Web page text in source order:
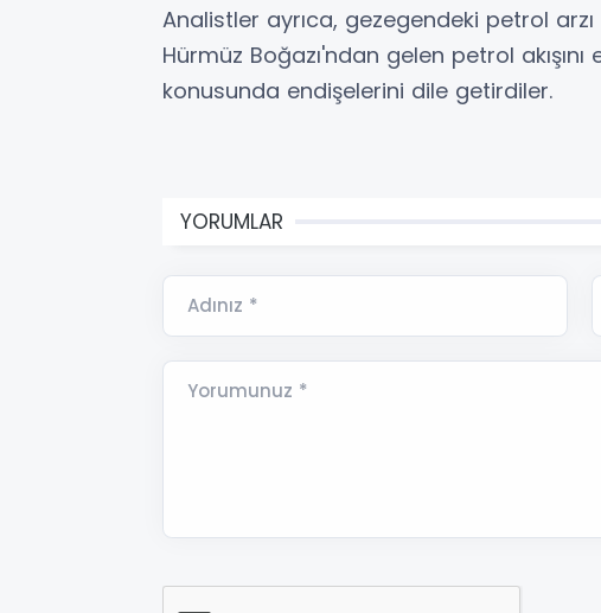
Analistler ayrıca, gezegendeki petrol
Hürmüz Boğazı'ndan gelen petrol
konusunda endişelerini dile getirdiler.
YORUMLAR
Adınız *
Yorumunuz *